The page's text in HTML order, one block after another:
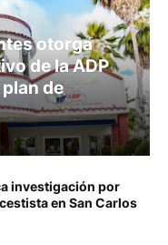
otorga
de la ADP
de
investigación por
en San Carlos